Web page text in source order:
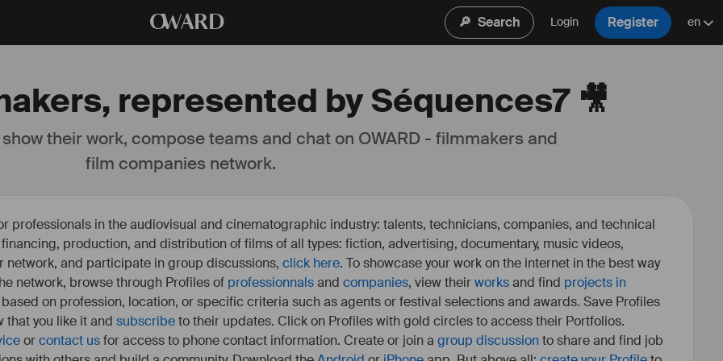
OWARD 🔎 Search Login Register en
represented by Séquences7 🎥
their work, compose teams and chat on OWARD - filmmakers and
film companies network.
professionals in the audiovisual and cinematographic industry: talents, technicians, companies, and technical
production, and distribution of films of all types: fiction, advertising, documentary, music videos,
network, and participate in group discussions, click here. To showcase your work on the internet in the best way
network, browse through Profiles of professionnalsand companies, view theirworksand find projects in
on profession, location, or specific criteria such as agents or festival selections and awards. Save Profiles
that you like it and subscribeto their updates. Click on Profiles with gold circles to access their Portfolios.
orcontact usfor access to phone contact information. Create or join a group discussionto share and find job